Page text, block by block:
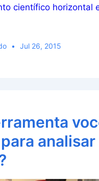
científico horizontal
Jul 26, 2015
analisar